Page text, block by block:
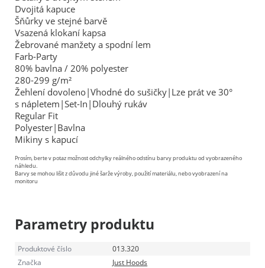
Dvojitá kapuce
Šňůrky ve stejné barvě
Vsazená klokaní kapsa
Žebrované manžety a spodní lem
Farb-Party
80% bavlna / 20% polyester
280-299 g/m²
Žehlení dovoleno|Vhodné do sušičky|Lze prát ve 30°
s nápletem|Set-In|Dlouhý rukáv
Regular Fit
Polyester|Bavlna
Mikiny s kapucí
Prosím, berte v potaz možnost odchylky reálného odstínu barvy produktu od vyobrazeného
náhledu.
Barvy se mohou lišit z důvodu jiné šarže výroby, použití materiálu, nebo vyobrazení na
monitoru
Parametry produktu
Produktové číslo
013.320
Značka
Just Hoods